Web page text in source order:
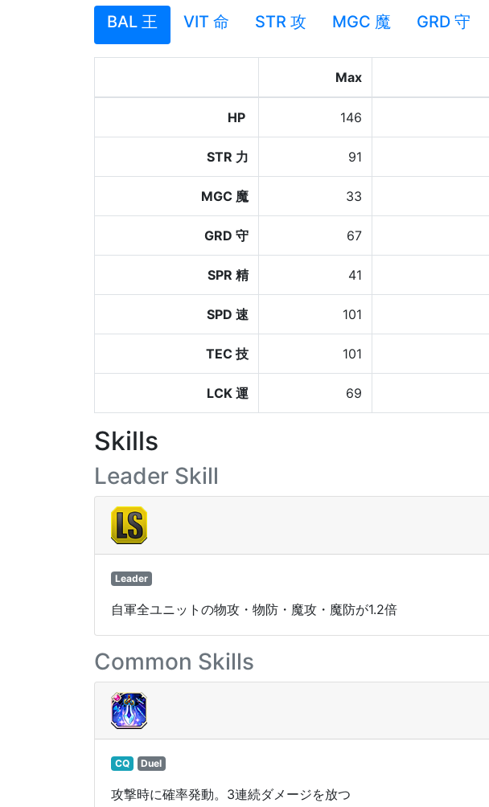
BAL 王 VIT 命 STR 攻 MGC 魔 GRD 守
Max
HP 146
STR 力 91
MGC 魔 33
GRD 守 67
SPR 精 41
SPD 速 101
TEC 技 101
LCK 運 69
Skills
Leader Skill
Leader
自軍全ユニットの物攻・物防・魔攻・魔防が1.2倍
Common Skills
CQ Duel
攻撃時に確率発動。3連続ダメージを放つ